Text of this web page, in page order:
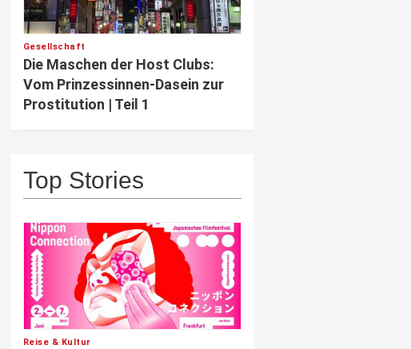
Gesellschaft
Die Maschen der Host Clubs:
Vom Prinzessinnen-Dasein zur
Prostitution | Teil 1
Top Stories
Reise & Kultur